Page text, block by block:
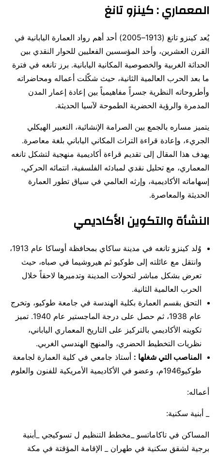
المعماري : كينزو تانغ
يُعد كينزو تانغ (1913–2005) أحد أهم رواد العمارة اليابانية في
القرن العشرين، وأحد المؤسسين الفعليين للحوار النقدي بين
الحداثة الغربية والخصوصية المكانية اليابانية. برز تانغه في فترة
ما بعد الحرب العالمية الثانية، حيث شكّلت أعماله ومحاضراته
وأطروحاته النظرية جسراً مفاهيمياً بين إعادة إعمار المدن
المدمرة والرؤية الحضرية الطموحة لآسيا الحديثة.
يتميز مساره بالجمع بين الصرامة الإنشائية، التعبير الهيكلي
الجريء، وإعادة قراءة التراث المكاني الياباني بلغة معاصرة.
يهدف هذا المقال إلى تقديم قراءة أكاديمية منهجية لتشكل تانغه
المعماري، مع تحليل نقدي لمبادئه الفلسفية، انتمائه الحركي،
إسهاماته الأكاديمية، وإرثه العالمي في سياق تطور العمارة
الحديثة والمعاصرة.
النشأة والتكوين الأكاديمي
وُلد كينزو تانغه في مدينة ساكاي بمحافظة أوساكا عام 1913،
وانتقل مع عائلته إلى طوكيو ثم هيروشيما في صباه، حيث
تعرض بشكل مباشر لتحولات المدينة وتدميرها لاحقاً خلال
الحرب العالمية الثانية.
التحق بقسم العمارة بكلية الهندسة في جامعة طوكيو، وتخرج
عام 1938، ثم حصل على درجة الماجستير عام 1940. تميز
تكوينه الأكاديمي بالتركيز على التاريخ المعماري الياباني،
نظريات التخطيط الحضري، والمنهج الهندسي الغربي.
المناصب التي شغلها : أستاذ جامعي في كلية العمارة لجامعة
طوكيو1946م، وعضو في الأكاديمية الأمريكية للفنون والعلوم
أعماله:
_ أبنية سكنية:
المساكن في تاكاماتسو _مخطط التنظيم ل تسوكيجي _أبنية
برجية لشقق سكنية في طهران _ الإقامة المؤقتة في مكة